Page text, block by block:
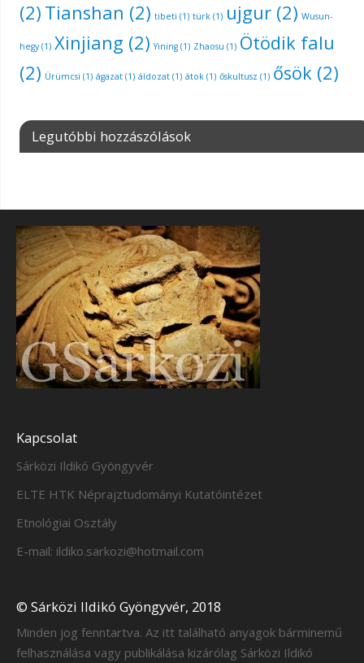
(2) Tianshan (2) tibeti (1) türk(1) ujgur(2) Wusun-
hegy(1) Xinjiang (2) Yining(1) Zhaosu (1) Ötödik falu
(2) Ürümcsi (1) ágazat(1) áldozat(1) átok(1) őskultusz (1) ősök(2)
Legutóbbi hozzászólások
Kapcsolat
Sárközi Ildikó Gyöngyvér
ELTE HTK Néprajztudományi Kutatóintézet
Etnológiai Osztály
E-mail: ildiko.sarkozi@hotmail.com
© Sárközi Ildikó Gyöngyvér, 2018
Minden jog fenntartva. Az itt található anyagok bárminemű
felhasználása vagy publikálása kizárólag Sárközi Ildikó